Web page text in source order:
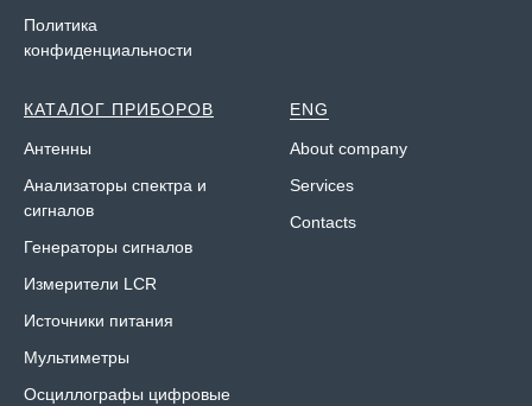
Политика
конфиденциальности
КАТАЛОГ ПРИБОРОВ
Антенны
Анализаторы спектра и
сигналов
Генераторы сигналов
Измерители LCR
Источники питания
Мультиметры
Осциллографы цифровые
ENG
About company
Services
Contacts